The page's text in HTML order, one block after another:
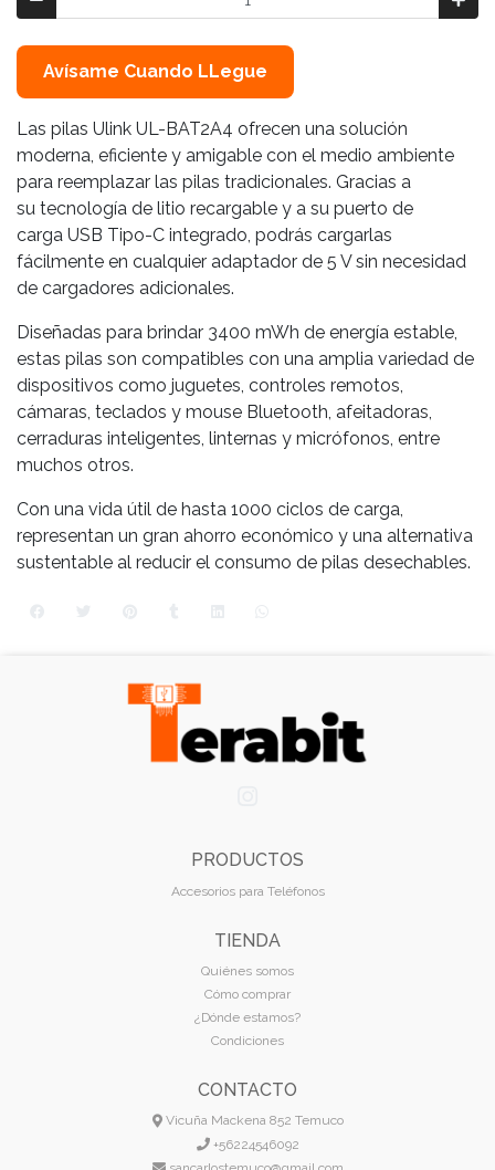
Avísame Cuando LLegue
Las pilas Ulink UL-BAT2A4 ofrecen una solución
moderna, eficiente y amigable con el medio ambiente
para reemplazar las pilas tradicionales. Gracias a
su tecnología de litio recargable y a su puerto de
carga USB Tipo-C integrado, podrás cargarlas
fácilmente en cualquier adaptador de 5 V sin necesidad
de cargadores adicionales.
Diseñadas para brindar 3400 mWh de energía estable,
estas pilas son compatibles con una amplia variedad de
dispositivos como juguetes, controles remotos,
cámaras, teclados y mouse Bluetooth, afeitadoras,
cerraduras inteligentes, linternas y micrófonos, entre
muchos otros.
Con una vida útil de hasta 1000 ciclos de carga,
representan un gran ahorro económico y una alternativa
sustentable al reducir el consumo de pilas desechables.
PRODUCTOS
Accesorios para Teléfonos
TIENDA
Quiénes somos
Cómo comprar
¿Dónde estamos?
Condiciones
CONTACTO
Vicuña Mackena 852 Temuco
+56224546092